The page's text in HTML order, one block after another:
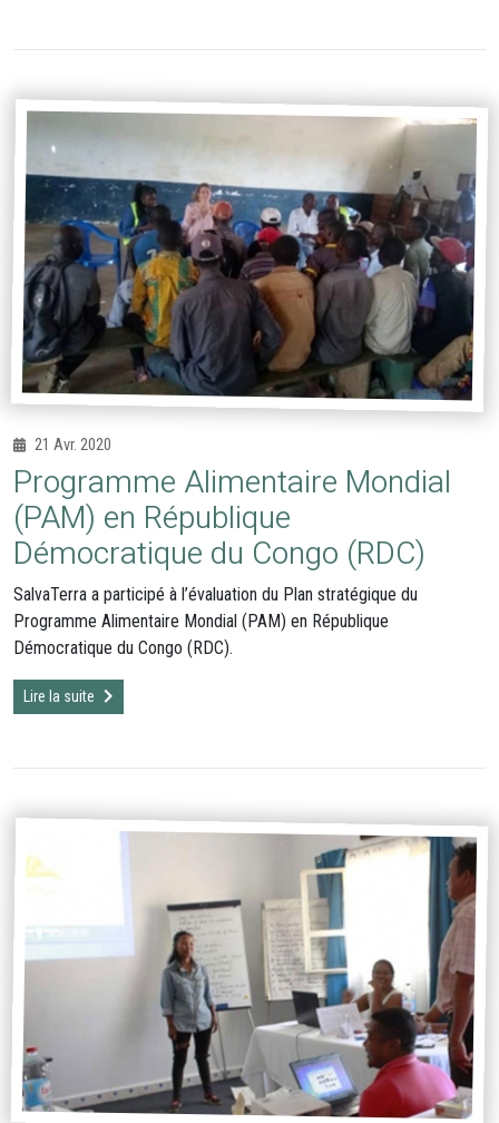
21 Avr. 2020
Programme Alimentaire Mondial
(PAM) en République
Démocratique du Congo (RDC)
SalvaTerra a participé à l’évaluation du Plan stratégique du
Programme Alimentaire Mondial (PAM) en République
Démocratique du Congo (RDC).
Lire la suite